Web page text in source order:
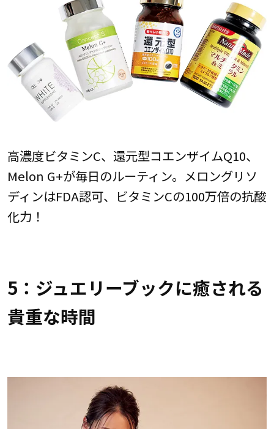
高濃度ビタミンC、還元型コエンザイムQ10、
Melon G+が毎日のルーティン。メロングリソ
ディンはFDA認可、ビタミンCの100万倍の抗酸
化力！
5：ジュエリーブックに癒される
貴重な時間